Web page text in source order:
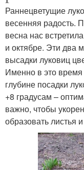
Раннецветущие
весенняя радость.
весна нас
и октябре. Эти два
высадки луковиц
Именно в это
глубине посадки
+8 градусам –
важно, чтобы
образовать листья